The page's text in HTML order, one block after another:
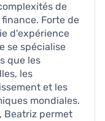
de
Forte de
d'expérience
se spécialise
que les
les
et les
mondiales.
Beatriz permet